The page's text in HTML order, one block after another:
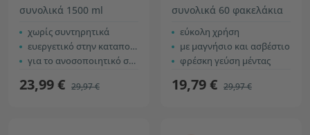
συνολικά 1500 ml
χωρίς συντηρητικά
ευεργετικό στην καταπολέμηση της κόπωσης
για το ανοσοποιητικό σύστημα
23,99 € 29,97 €
συνολικά 60 φακελάκια
εύκολη χρήση
με μαγνήσιο και ασβέστιο
φρέσκη γεύση μέντας
19,79 € 29,97 €